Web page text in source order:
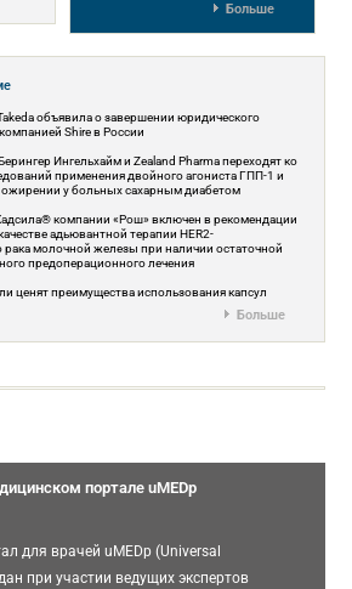
Больше
объявила о завершении юридического
Shire в России
Ингельхайм и Zealand Pharma переходят ко
применения двойного агониста ГПП-1 и
ожирении у больных сахарным диабетом
компании «Рош» включен в рекомендации
адьювантной терапии HER2-
рака молочной железы при наличии остаточной
предоперационного лечения
ценят преимущества использования капсул
Больше
портале uMEDp
для врачей uMEDp (Universal
при участии ведущих экспертов